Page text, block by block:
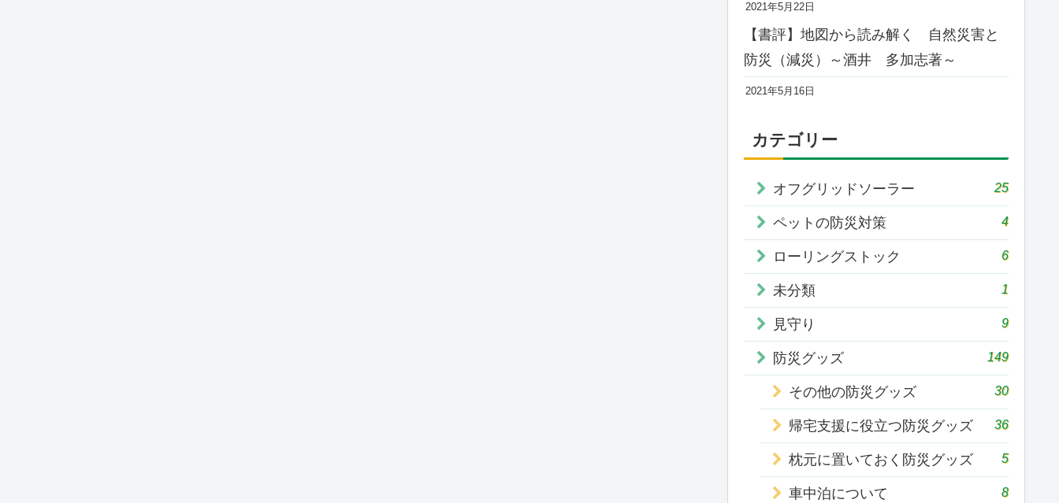
2021年5月22日
【書評】地図から読み解く 自然災害と
防災（減災）～酒井 多加志著～
2021年5月16日
カテゴリー
オフグリッドソーラー 25
ペットの防災対策 4
ローリングストック 6
未分類 1
見守り 9
防災グッズ 149
その他の防災グッズ 30
帰宅支援に役立つ防災グッズ 36
枕元に置いておく防災グッズ 5
車中泊について 8